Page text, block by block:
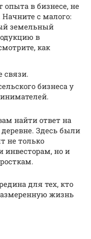
опыта в бизнесе, не
с малого:
земельный
в
как
связи.
бизнеса у
найти ответ на
деревне. Здесь были
не только
но и
для тех, кто
жизнь